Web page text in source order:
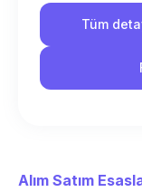
Tüm
Alım Satım